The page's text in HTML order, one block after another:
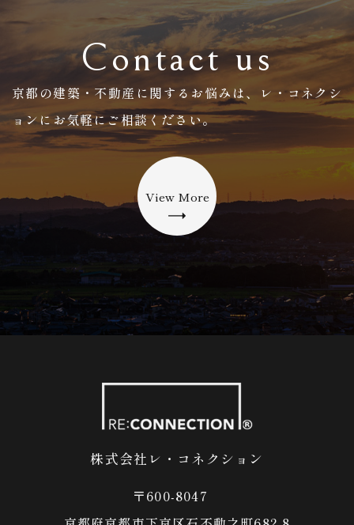
Contact us
京都の建築・不動産に関するお悩みは、
​​​​​​​レ・コネクシ
ョンにお気軽にご相談ください。
View More
株式会社レ・コネクション
〒600-8047